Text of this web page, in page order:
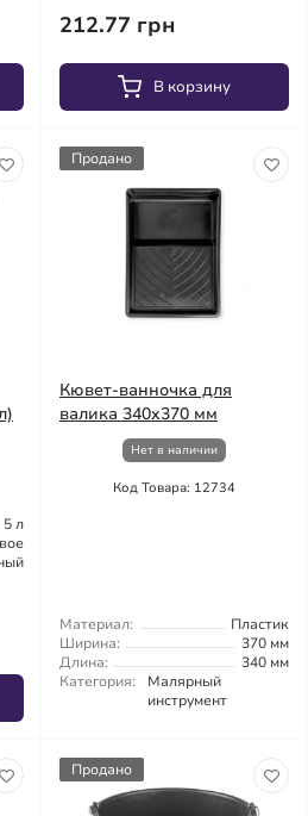
212.77 грн
В корзину
5 л
Продано
Кювет-ванночка для
валика 340x370 мм
Нет в наличии
Код Товара: 12734
Материал:
Пластик
Ширина:
370 мм
Длина:
340 мм
Категория:
Малярный
инструмент
Продано